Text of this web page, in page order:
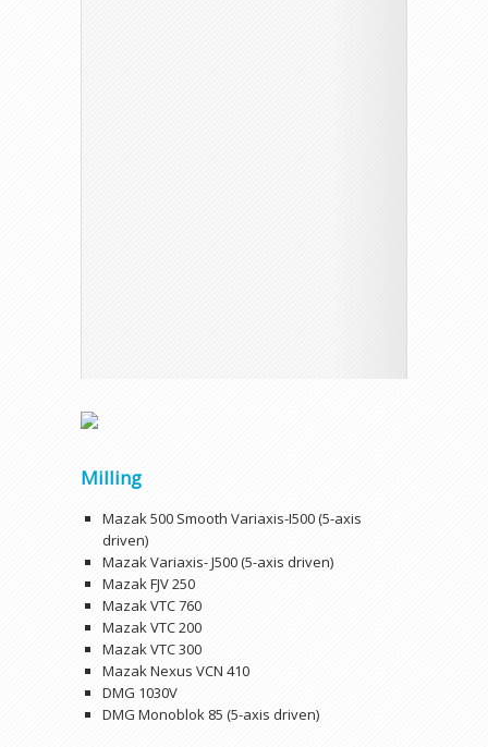
Milling
Mazak 500 Smooth Variaxis-I500 (5-axis
driven)
Mazak Variaxis- J500 (5-axis driven)
Mazak FJV 250
Mazak VTC 760
Mazak VTC 200
Mazak VTC 300
Mazak Nexus VCN 410
DMG 1030V
DMG Monoblok 85 (5-axis driven)